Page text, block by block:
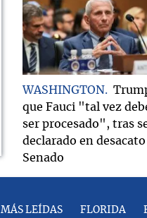
WASHINGTON
que Fauci "tal vez
ser procesado", tras
declarado en
Senado
MÁS LEÍDAS FLORIDA